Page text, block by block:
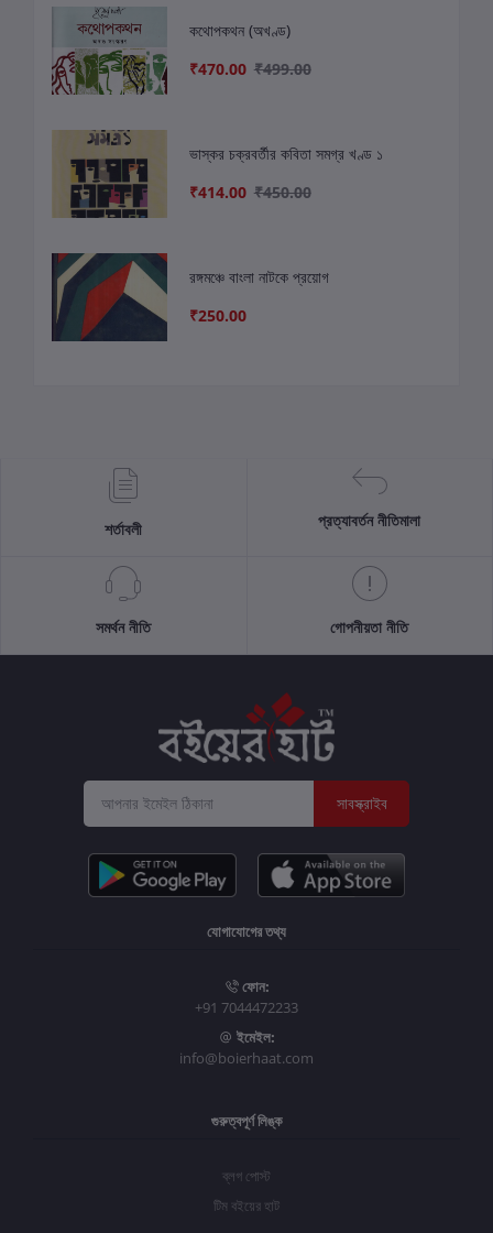
কথোপকথন (অখণ্ড)
₹470.00 ₹499.00
ভাস্কর চক্রবর্তীর কবিতা সমগ্র খণ্ড ১
₹414.00 ₹450.00
রঙ্গমঞ্চে বাংলা নাটকে প্রয়োগ
₹250.00
শর্তাবলী প্রত্যাবর্তন নীতিমালা
সমর্থন নীতি গোপনীয়তা নীতি
সাবস্ক্রাইব
যোগাযোগের তথ্য
ফোন:
+91 7044472233
ইমেইল:
info@boierhaat.com
গুরুত্বপূর্ণ লিঙ্ক
ব্লগ পোস্ট
টিম বইয়ের হাট